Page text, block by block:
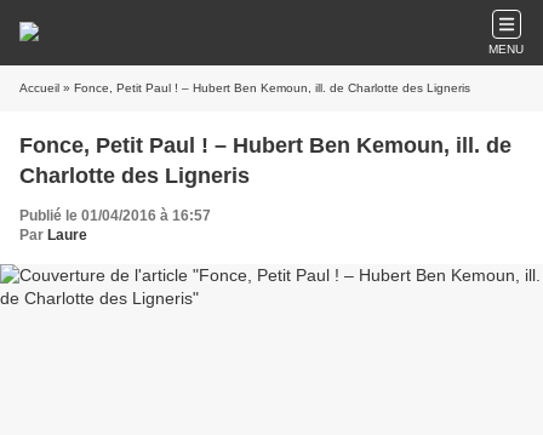
MENU
Accueil » Fonce, Petit Paul ! – Hubert Ben Kemoun, ill. de Charlotte des Ligneris
Fonce, Petit Paul ! – Hubert Ben Kemoun, ill. de
Charlotte des Ligneris
Publié le 01/04/2016 à 16:57
Par Laure